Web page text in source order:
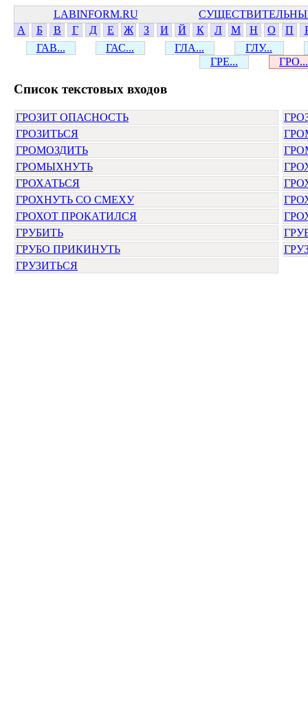
LABINFORM.RU
А
Б В Г Д Е Ж З И Й К Л М Н О П
ГАВ...
ГАС... ГЛА...
ГЛУ...
ГРЕ...
ГРО...
Cписок текстовых входов
ГРОЗИТ ОПАСНОСТЬ
ГРОЗИТЬСЯ
ГРОМОЗДИТЬ
ГРОМЫХНУТЬ
ГРОХАТЬСЯ
ГРОХНУТЬ СО СМЕХУ
ГРОХОТ ПРОКАТИЛСЯ
ГРУБИТЬ
ГРУБО ПРИКИНУТЬ
ГРУЗИТЬСЯ